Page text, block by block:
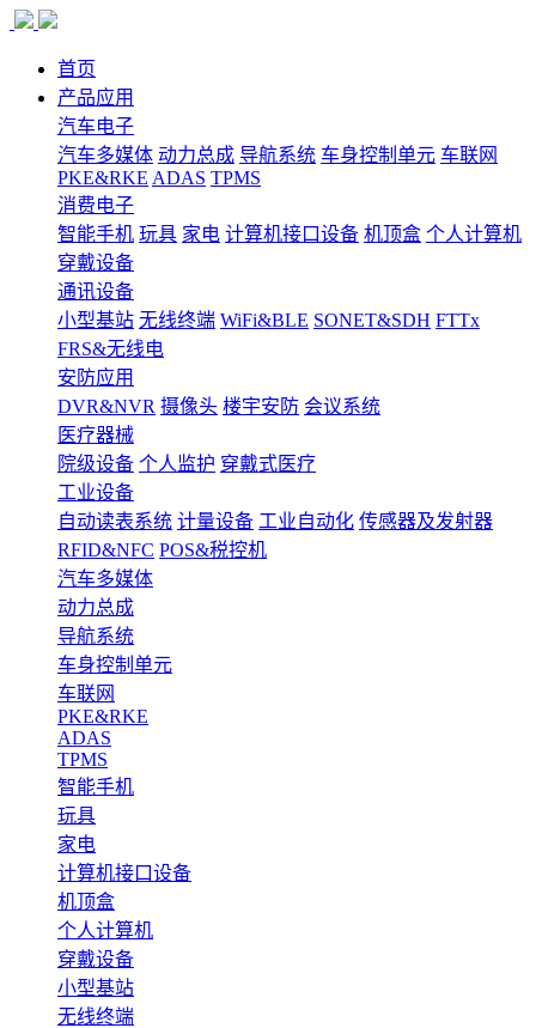
首页
产品应用
汽车电子
汽车多媒体 动力总成 导航系统 车身控制单元 车联网
PKE&RKE ADAS TPMS
消费电子
智能手机 玩具 家电 计算机接口设备 机顶盒 个人计算机
穿戴设备
通讯设备
小型基站 无线终端 WiFi&BLE SONET&SDH FTTx
FRS&无线电
安防应用
DVR&NVR 摄像头 楼宇安防 会议系统
医疗器械
院级设备 个人监护 穿戴式医疗
工业设备
自动读表系统 计量设备 工业自动化 传感器及发射器
RFID&NFC POS&税控机
汽车多媒体
动力总成
导航系统
车身控制单元
车联网
PKE&RKE
ADAS
TPMS
智能手机
玩具
家电
计算机接口设备
机顶盒
个人计算机
穿戴设备
小型基站
无线终端